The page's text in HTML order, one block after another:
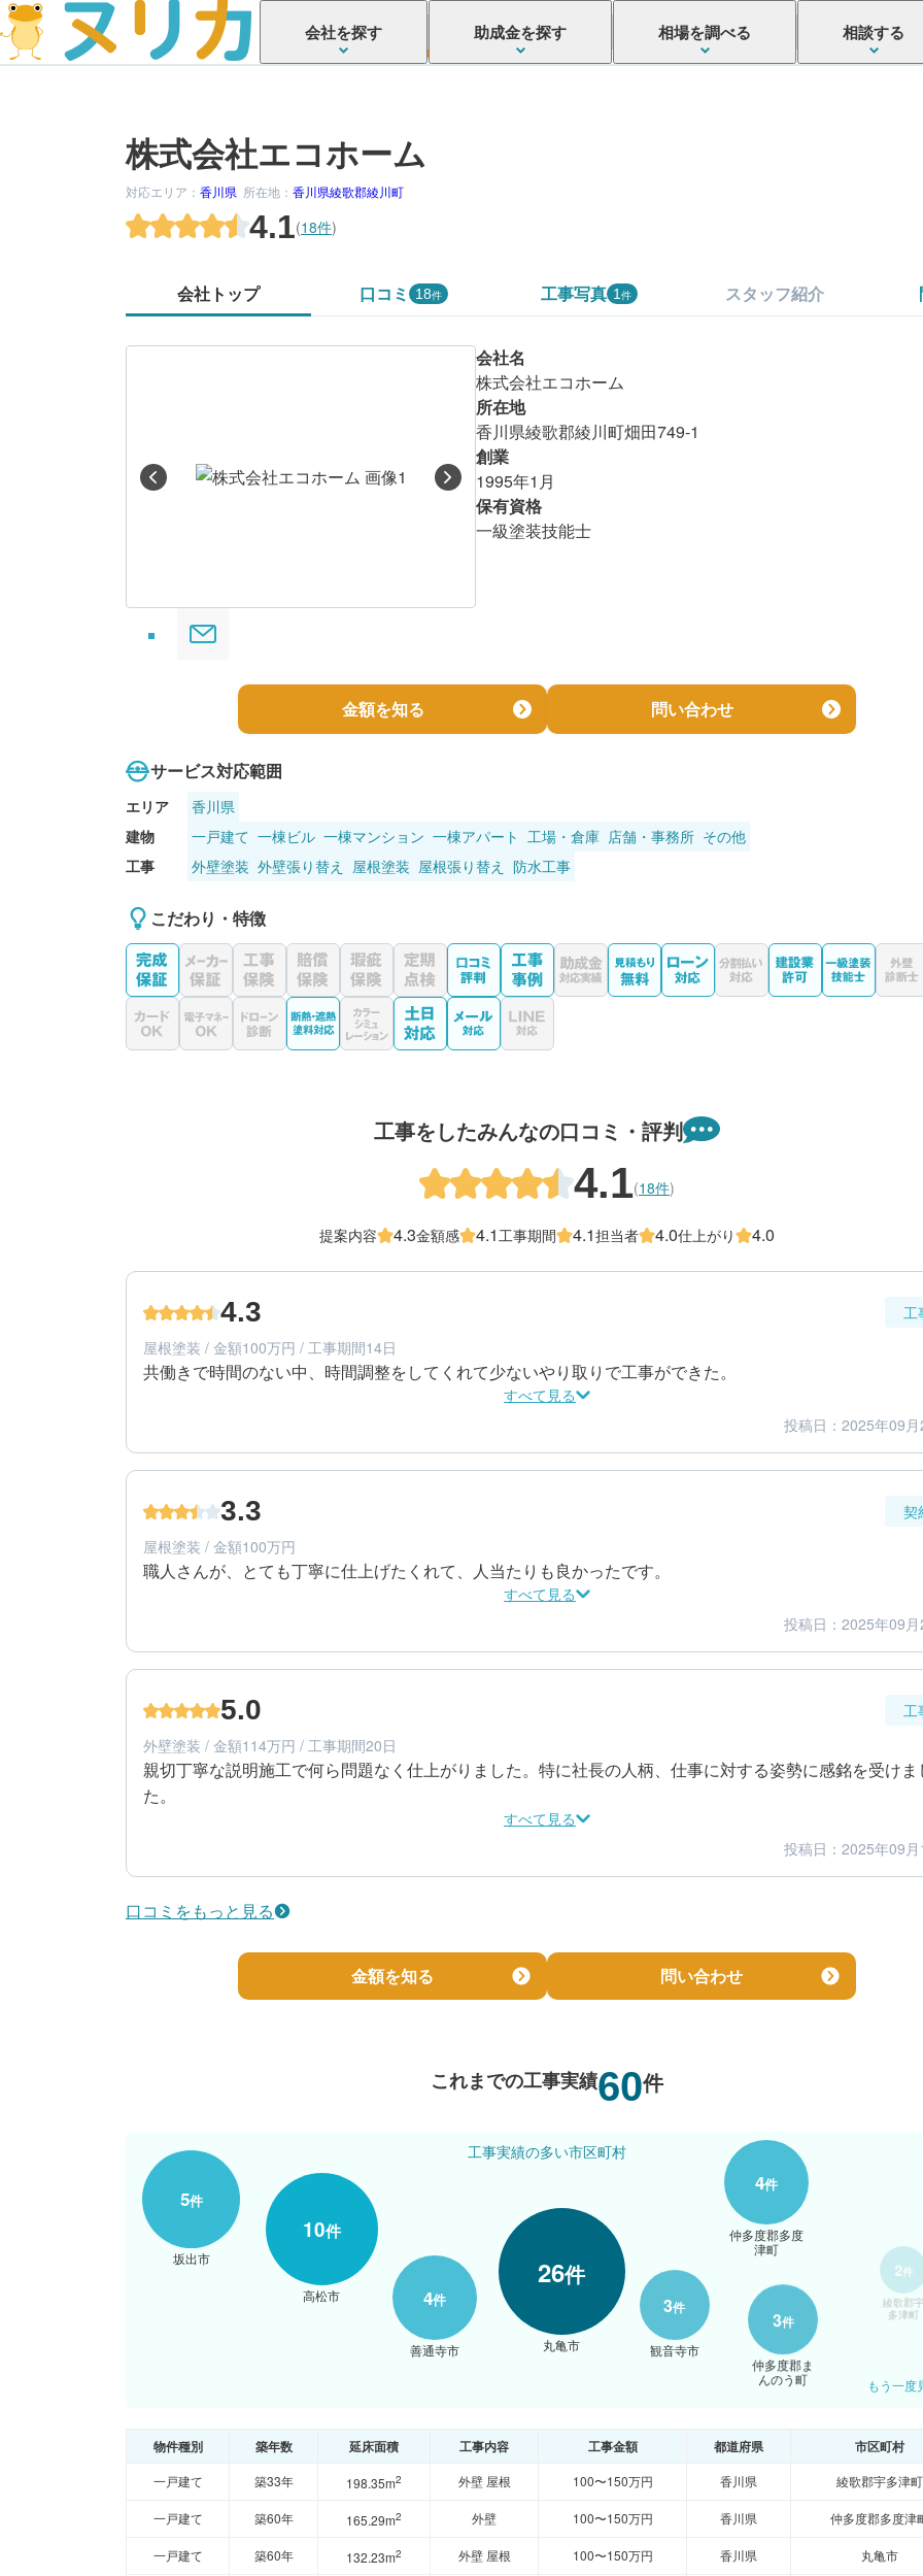
会社を探す 助成金を探す 相場を調べる 相談する
株式会社エコホーム
対応エリア： 香川県 所在地： 香川県綾歌郡綾川町
4.1(18件)
会社トップ 口コミ 18件 工事写真 1 件 スタッフ紹介
こちらの会社はいかがでしたか？
会社名
株式会社エコホーム
所在地
香川県綾歌郡綾川町畑田749-1
創業
1995年1月
保有資格
一級塗装技能士
金額を知る 問い合わせ
サービス対応範囲
エリア
香川県
建物
一戸建て 一棟ビル 一棟マンション 一棟アパート 工場・倉庫 店舗・事務所 その他
工事
外壁塗装 外壁張り替え 屋根塗装 屋根張り替え 防水工事
こだわり・特徴
工事をしたみんなの口コミ・評判
4.1(18件)
提案内容 4.3金額感 4.1工事期間 4.1担当者 4.0仕上がり 4.0
4.3
工
屋根塗装 / 金額100万円 / 工事期間14日
共働きで時間のない中、時間調整をしてくれて少ないやり取りで工事ができた。
すべて見る
40代/男性/一戸建て
エリア：香川県仲多度郡多度津町
築年数：42年
投稿日：2025年09
3.3
契
屋根塗装 / 金額100万円
職人さんが、とても丁寧に仕上げたくれて、人当たりも良かったです。
すべて見る
40代/男性/一戸建て
エリア：香川県仲多度郡多度津町
築年数：42年
投稿日：2025年09
5.0
工
外壁塗装 / 金額114万円 / 工事期間20日
親切丁寧な説明施工で何ら問題なく仕上がりました。特に社長の人柄、仕事に対する姿勢に感銘を受けま
た。
すべて見る
60代/男性/一戸建て
エリア：香川県綾歌郡宇多津町
投稿日：2025年09
口コミをもっと見る
金額を知る 問い合わせ
これまでの工事実績60件
26件
丸亀市
10件
高松市
5件
坂出市
4件
善通寺市
4件
仲多度郡多度
津町
3件
観音寺市
3件
仲多度郡ま
んのう町
綾歌郡
多津町
工事実績の多い市区町村
もう一度
物件種別 築年数 延床面積 工事内容 工事金額 都道府県 市区町村
一戸建て 築33年 198.35m2 外壁 屋根 100〜150万円 香川県 綾歌郡宇多津町
一戸建て 築60年 165.29m2 外壁 100〜150万円 香川県 仲多度郡多度津
一戸建て 築60年 132.23m2 外壁 屋根 100〜150万円 香川県 丸亀市